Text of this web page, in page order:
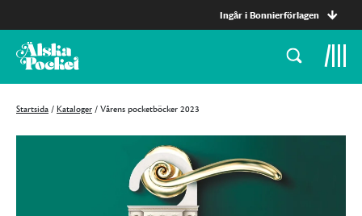
Ingår i Bonnierförlagen
Startsida / Kataloger / Vårens pocketböcker 2023